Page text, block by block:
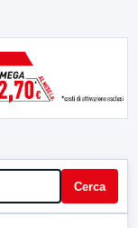
Cerca